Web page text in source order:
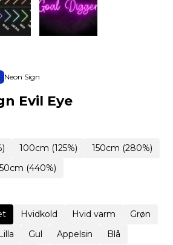
Neon Sign
Evil Eye
100cm (125%)
150cm (280%)
(440%)
Hvidkold Hvid varm
Grøn
Lilla Gul Appelsin
Blå